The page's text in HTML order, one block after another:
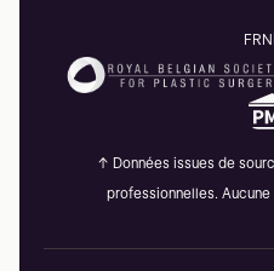
FR
↑ Données issues de
professionnelles.